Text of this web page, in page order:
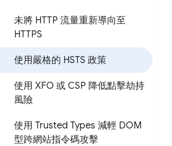
未將 HTTP 流量重新導向至
HTTPS
使用嚴格的 HSTS 政策
使用 XFO 或 CSP 降低點擊劫持
風險
使用 Trusted Types 減輕 DOM
型跨網站指令碼攻擊